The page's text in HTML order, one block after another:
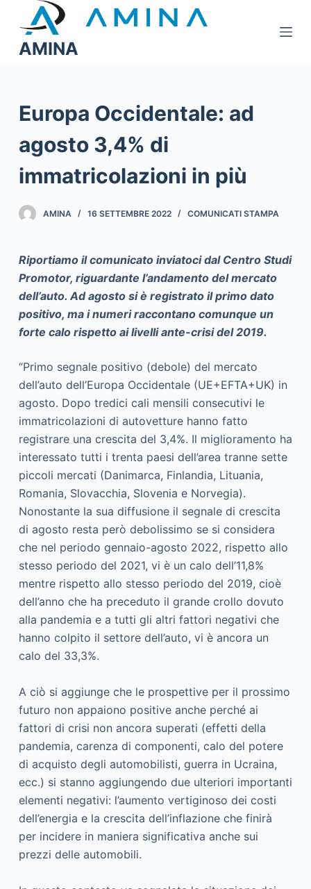
a
e
AMINA
Europa Occidentale: ad
agosto 3,4% di
immatricolazioni in più
AMINA 16 SETTEMBRE 2022 COMUNICATI STAMPA
Riportiamo il comunicato inviatoci dal Centro Studi
Promotor, riguardante l’andamento del mercato
dell’auto. Ad agosto si è registrato il primo dato
positivo, ma i numeri raccontano comunque un
forte calo rispetto ai livelli ante-crisi del 2019.
“Primo segnale positivo (debole) del mercato
dell’auto dell’Europa Occidentale (UE+EFTA+UK) in
agosto. Dopo tredici cali mensili consecutivi le
immatricolazioni di autovetture hanno fatto
registrare una crescita del 3,4%. Il miglioramento ha
interessato tutti i trenta paesi dell’area tranne sette
piccoli mercati (Danimarca, Finlandia, Lituania,
Romania, Slovacchia, Slovenia e Norvegia).
Nonostante la sua diffusione il segnale di crescita
di agosto resta però debolissimo se si considera
che nel periodo gennaio-agosto 2022, rispetto allo
stesso periodo del 2021, vi è un calo dell’11,8%
mentre rispetto allo stesso periodo del 2019, cioè
dell’anno che ha preceduto il grande crollo dovuto
alla pandemia e a tutti gli altri fattori negativi che
hanno colpito il settore dell’auto, vi è ancora un
calo del 33,3%.
A ciò si aggiunge che le prospettive per il prossimo
futuro non appaiono positive anche perché ai
fattori di crisi non ancora superati (effetti della
pandemia, carenza di componenti, calo del potere
di acquisto degli automobilisti, guerra in Ucraina,
ecc.) si stanno aggiungendo due ulteriori importanti
elementi negativi: l’aumento vertiginoso dei costi
dell’energia e la crescita dell’inflazione che finirà
per incidere in maniera significativa anche sui
prezzi delle automobili.